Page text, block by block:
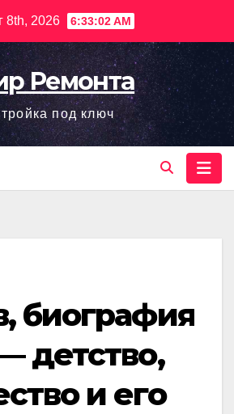
8th, 2026 6:33:03 AM
Ремонта
под ключ
биография
детство,
и его